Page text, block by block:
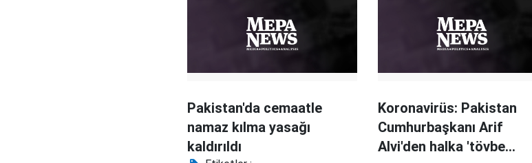
Pakistan'da cemaatle
namaz kılma yasağı
kaldırıldı
Koronavirüs: Pakistan
Cumhurbaşkanı Arif
Alvi'den halka 'tövbe